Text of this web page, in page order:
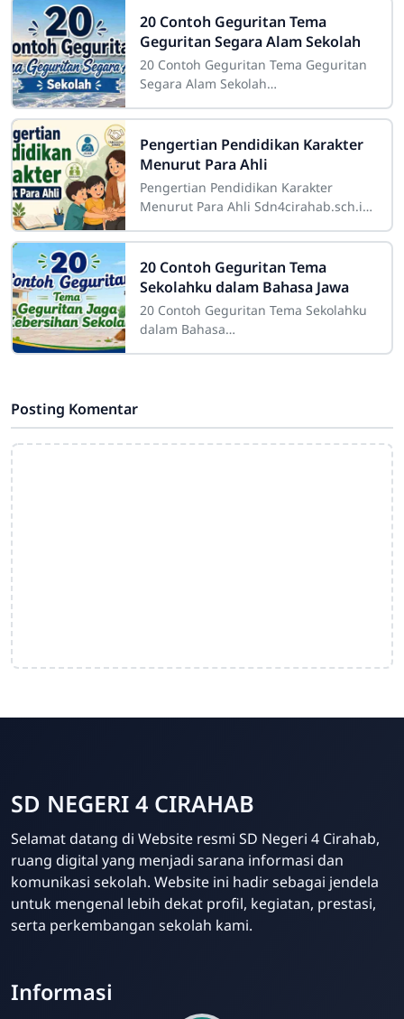
Admin
Online
20 Contoh Geguritan Tema
Geguritan Segara Alam Sekolah
20 Contoh Geguritan Tema Geguritan
Segara Alam Sekolah
salah satu bentuk puisi dalam bahasa
Jawa yang digunakan
Pengertian Pendidikan Karakter
Menurut Para Ahli
Pengertian Pendidikan Karakter
Menurut Para Ahli Sdn4cirahab.sch.id-
konsep yang sangat penting dalam
dunia
20 Contoh Geguritan Tema
Sekolahku dalam Bahasa Jawa
20 Contoh Geguritan Tema Sekolahku
dalam Bahasa
Posting Komentar
SD NEGERI 4 CIRAHAB
Selamat datang di Website resmi SD Negeri 4 Cirahab,
ruang digital yang menjadi sarana informasi dan
komunikasi sekolah. Website ini hadir sebagai jendela
untuk mengenal lebih dekat profil, kegiatan, prestasi,
serta perkembangan sekolah kami.
Informasi